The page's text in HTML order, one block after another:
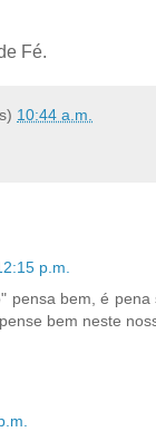
Fé.
10:44 a.m.
p.m.
pensa bem, é
bem neste